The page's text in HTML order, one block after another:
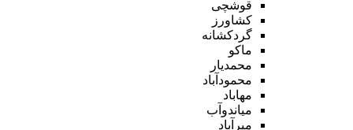
قوشچی
کشاورز
گردکشانه
ماکو
محمدیار
محمودآباد
مهاباد
میاندوآب
میرآباد